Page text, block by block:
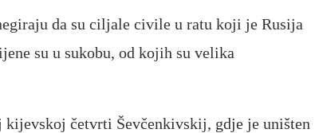
da su ciljale civile u ratu koji je Rusija
su u sukobu, od kojih su velika
četvrti Ševčenkivskij, gdje je uništen